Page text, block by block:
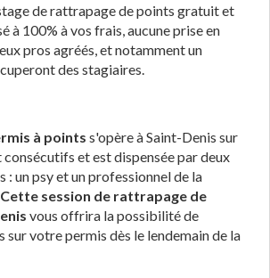
de rattrapage de points gratuit et
à 100% à vos frais, aucune prise en
pros agréés, et notamment un
des stagiaires.
à points s'opère à Saint-Denis sur
et est dispensée par deux
: un psy et un professionnel de la
Cette session de rattrapage de
vous offrira la possibilité de
sur votre permis dès le lendemain de la